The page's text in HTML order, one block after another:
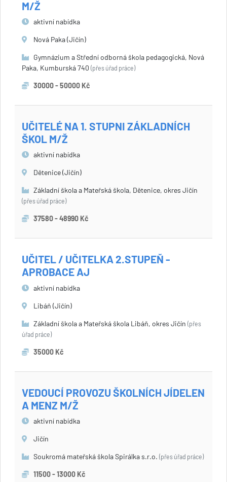
M/Ž
aktivní nabídka
Nová Paka (Jičín)
Gymnázium a Střední odborná škola pedagogická, Nová
Paka, Kumburská 740 (přes úřad práce)
30000 - 50000 Kč
UČITELÉ NA 1. STUPNI ZÁKLADNÍCH
ŠKOL M/Ž
aktivní nabídka
Dětenice (Jičín)
Základní škola a Mateřská škola, Dětenice, okres Jičín
(přes úřad práce)
37580 - 48990 Kč
UČITEL / UČITELKA 2.STUPEŇ -
APROBACE AJ
aktivní nabídka
Libáň (Jičín)
Základní škola a Mateřská škola Libáň, okres Jičín (přes
úřad práce)
35000 Kč
VEDOUCÍ PROVOZU ŠKOLNÍCH JÍDELEN
A MENZ M/Ž
aktivní nabídka
Jičín
Soukromá mateřská škola Spirálka s.r.o. (přes úřad práce)
11500 - 13000 Kč